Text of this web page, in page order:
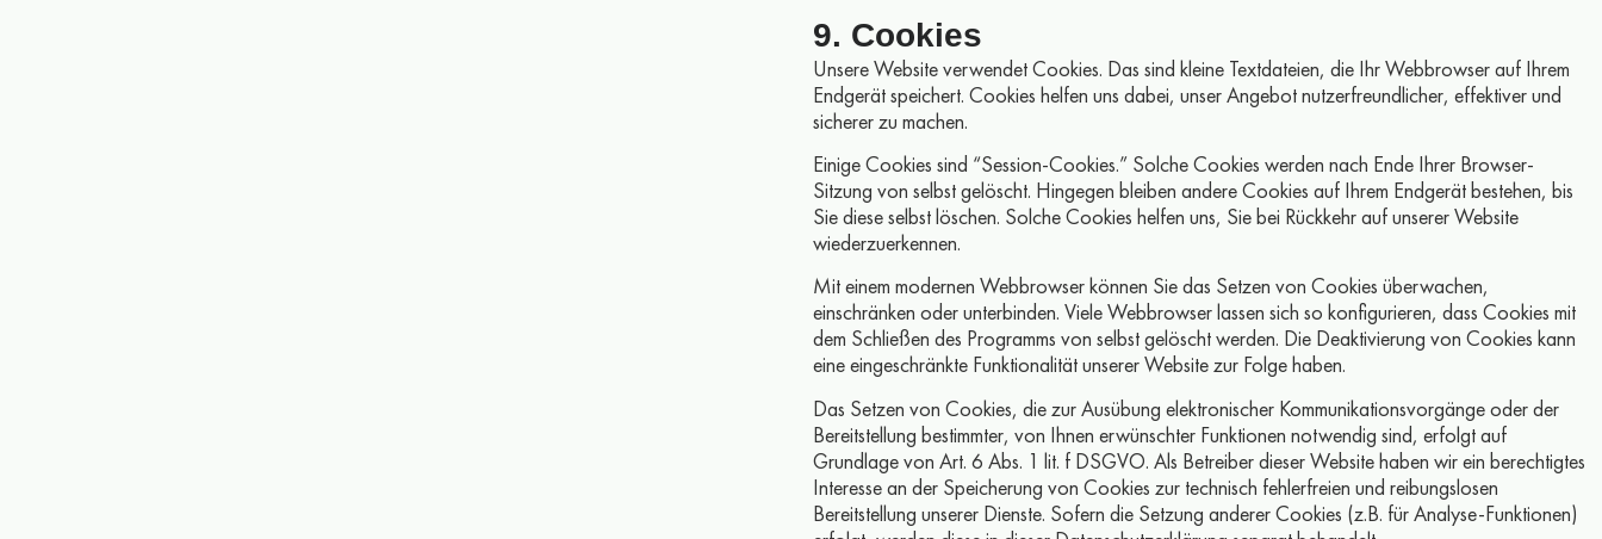
9. Cookies
Unsere Website verwendet Cookies. Das sind kleine Textdateien, die Ihr Webbrowser auf Ihrem
Endgerät speichert. Cookies helfen uns dabei, unser Angebot nutzerfreundlicher, effektiver und
sicherer zu machen.
Einige Cookies sind “Session-Cookies.” Solche Cookies werden nach Ende Ihrer Browser-
Sitzung von selbst gelöscht. Hingegen bleiben andere Cookies auf Ihrem Endgerät bestehen, bis
Sie diese selbst löschen. Solche Cookies helfen uns, Sie bei Rückkehr auf unserer Website
wiederzuerkennen.
Mit einem modernen Webbrowser können Sie das Setzen von Cookies überwachen,
einschränken oder unterbinden. Viele Webbrowser lassen sich so konfigurieren, dass Cookies mit
dem Schließen des Programms von selbst gelöscht werden. Die Deaktivierung von Cookies kann
eine eingeschränkte Funktionalität unserer Website zur Folge haben.
Das Setzen von Cookies, die zur Ausübung elektronischer Kommunikationsvorgänge oder der
Bereitstellung bestimmter, von Ihnen erwünschter Funktionen notwendig sind, erfolgt auf
Grundlage von Art. 6 Abs. 1 lit. f DSGVO. Als Betreiber dieser Website haben wir ein berechtigtes
Interesse an der Speicherung von Cookies zur technisch fehlerfreien und reibungslosen
Bereitstellung unserer Dienste. Sofern die Setzung anderer Cookies (z.B. für Analyse-Funktionen)